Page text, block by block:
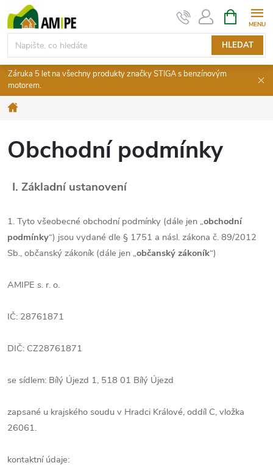
na
obsah
HLEDAT
NÁKUPNÍ
KOŠÍK
Záruka 5 let na všechny produkty značky STIGA s benzínovým
motorem.
Obchodní podmínky
I. Základní ustanovení
1. Tyto všeobecné obchodní podmínky (dále jen „obchodní
podmínky“) jsou vydané dle § 1751 a násl. zákona č. 89/2012
Sb., občanský zákoník (dále jen „občanský zákoník“)
AMIPE s. r. o.
IČ: 28761871
DIČ: CZ28761871
se sídlem: Bílý Újezd 1, 518 01 Bílý Újezd
zapsané u krajského soudu v Hradci Králové, oddíl C, vložka
26061.
kontaktní údaje: